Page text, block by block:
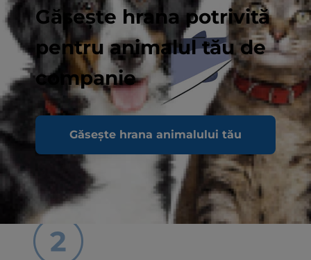
Găsește hrana potrivită
pentru animalul tău de
companie
Găsește hrana animalului tău